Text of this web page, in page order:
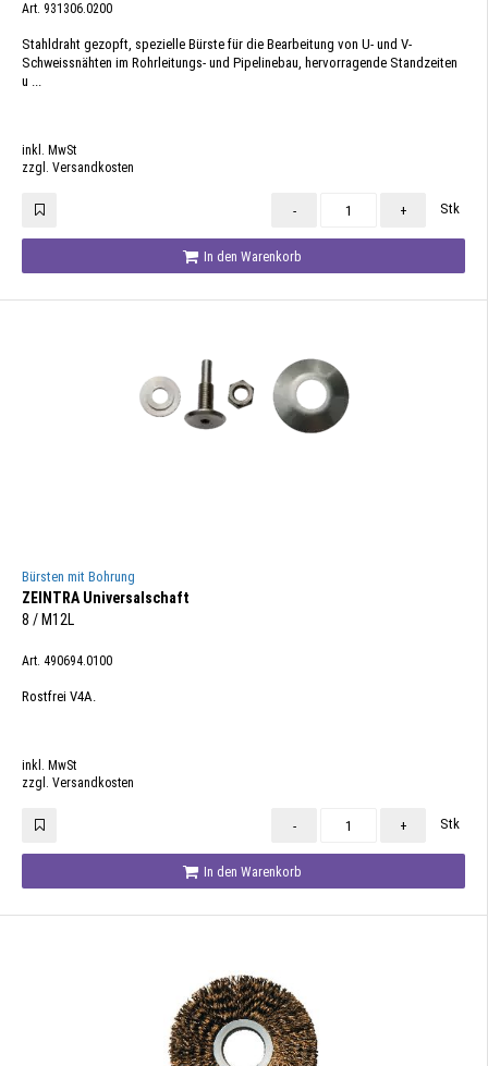
Art. 931306.0200
Stahldraht gezopft, spezielle Bürste für die Bearbeitung von U- und V-
Schweissnähten im Rohrleitungs- und Pipelinebau, hervorragende Standzeiten
u ...
inkl. MwSt
zzgl. Versandkosten
- + Stk
In den Warenkorb
Bürsten mit Bohrung
ZEINTRA Universalschaft
8 / M12L
Art. 490694.0100
Rostfrei V4A.
inkl. MwSt
zzgl. Versandkosten
- + Stk
In den Warenkorb